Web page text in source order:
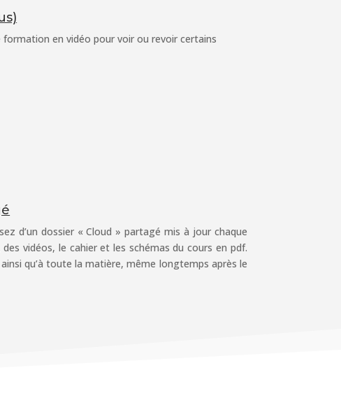
en vidéo pour voir ou revoir certains
d’un dossier « Cloud » partagé mis à jour chaque
vidéos, le cahier et les schémas du cours en pdf.
qu’à toute la matière, même longtemps après le